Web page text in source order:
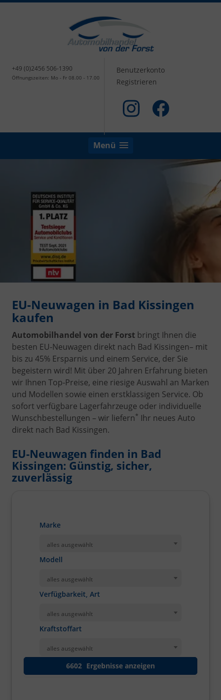
+49 (0)2456 506-1390
Öffnungszeiten: Mo - Fr 08.00 - 17.00
Benutzerkonto
Registrieren
Menü
EU-Neuwagen in Bad Kissingen
kaufen
Automobilhandel von der Forst bringt Ihnen die
besten EU-Neuwagen direkt nach Bad Kissingen– mit
bis zu 45% Ersparnis und einem Service, der Sie
begeistern wird! Mit über 20 Jahren Erfahrung bieten
wir Ihnen Top-Preise, eine riesige Auswahl an Marken
und Modellen sowie einen erstklassigen Service. Ob
sofort verfügbare Lagerfahrzeuge oder individuelle
Wunschbestellungen – wir liefern* Ihr neues Auto
direkt nach Bad Kissingen.
EU-Neuwagen finden in Bad
Kissingen: Günstig, sicher,
zuverlässig
Marke
alles ausgewählt
Modell
alles ausgewählt
Verfügbarkeit, Art
alles ausgewählt
Kraftstoffart
alles ausgewählt
6602 Ergebnisse anzeigen